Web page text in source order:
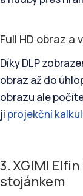
Full HD obraz a
Díky DLP
obraz až do
obrazu ale
ji projekční
3. XGIMI
stojánkem